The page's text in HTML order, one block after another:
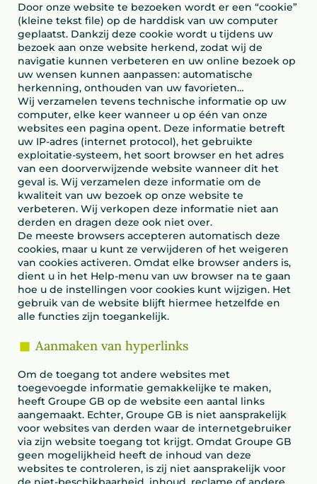
Door onze website te bezoeken wordt er een “cookie”
(kleine tekst file) op de harddisk van uw computer
geplaatst. Dankzij deze cookie wordt u tijdens uw
bezoek aan onze website herkend, zodat wij de
navigatie kunnen verbeteren en uw online bezoek op
uw wensen kunnen aanpassen: automatische
herkenning, onthouden van uw favorieten…
Wij verzamelen tevens technische informatie op uw
computer, elke keer wanneer u op één van onze
websites een pagina opent. Deze informatie betreft
uw IP-adres (internet protocol), het gebruikte
exploitatie-systeem, het soort browser en het adres
van een doorverwijzende website wanneer dit het
geval is. Wij verzamelen deze informatie om de
kwaliteit van uw bezoek op onze website te
verbeteren. Wij verkopen deze informatie niet aan
derden en dragen deze ook niet over.
De meeste browsers accepteren automatisch deze
cookies, maar u kunt ze verwijderen of het weigeren
van cookies activeren. Omdat elke browser anders is,
dient u in het Help-menu van uw browser na te gaan
hoe u de instellingen voor cookies kunt wijzigen. Het
gebruik van de website blijft hiermee hetzelfde en
alle functies zijn toegankelijk.
Aanmaken van hyperlinks
Om de toegang tot andere websites met
toegevoegde informatie gemakkelijke te maken,
heeft Groupe GB op de website een aantal links
aangemaakt. Echter, Groupe GB is niet aansprakelijk
voor websites van derden waar de internetgebruiker
via zijn website toegang tot krijgt. Omdat Groupe GB
geen mogelijkheid heeft de inhoud van deze
websites te controleren, is zij niet aansprakelijk voor